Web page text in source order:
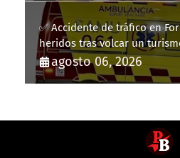
✅ Accidente de tráfico en
heridos tras volcar un
agosto 06, 2026